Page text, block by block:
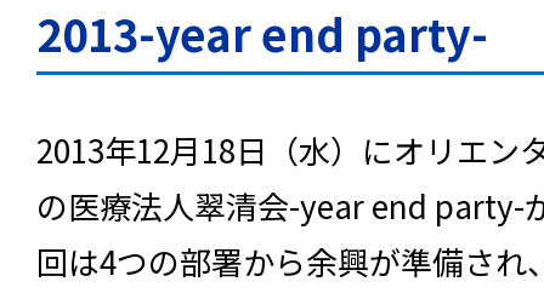
2013-year end party-
2013年12月18日（水）にオリエン
の医療法人翠清会-year end party-
回は4つの部署から余興が準備され